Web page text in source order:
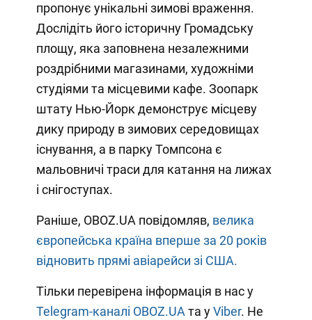
пропонує унікальні зимові враження.
Дослідіть його історичну Громадську
площу, яка заповнена незалежними
роздрібними магазинами, художніми
студіями та місцевими кафе. Зоопарк
штату Нью-Йорк демонструє місцеву
дику природу в зимових середовищах
існування, а в парку Томпсона є
мальовничі траси для катання на лижах
і снігоступах.
Раніше, OBOZ.UA повідомляв, велика
європейська країна вперше за 20 років
відновить прямі авіарейси зі США.
Тільки перевірена інформація в нас у
Telegram-каналі OBOZ.UA та уViber. Не